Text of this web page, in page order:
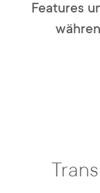
Features